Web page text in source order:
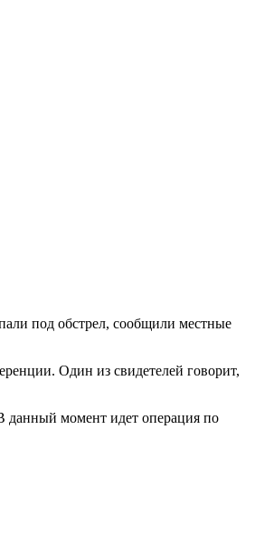
под обстрел, сообщили местные
Один из свидетелей говорит,
данный момент идет операция по